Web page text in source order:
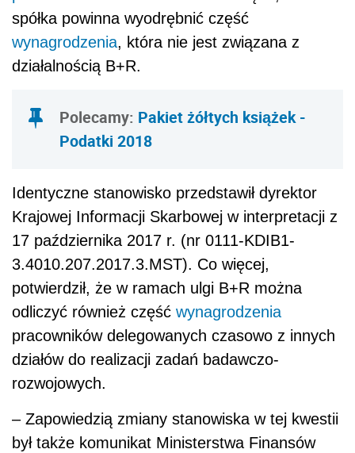
spółka powinna wyodrębnić część
wynagrodzenia, która nie jest związana z
działalnością B+R.
Polecamy: Pakiet żółtych książek -
Podatki 2018
Identyczne stanowisko przedstawił dyrektor
Krajowej Informacji Skarbowej w interpretacji z
17 października 2017 r. (nr 0111-KDIB1-
3.4010.207.2017.3.MST). Co więcej,
potwierdził, że w ramach ulgi B+R można
odliczyć również część wynagrodzenia
pracowników delegowanych czasowo z innych
działów do realizacji zadań badawczo-
rozwojowych.
– Zapowiedzią zmiany stanowiska w tej kwestii
był także komunikat Ministerstwa Finansów